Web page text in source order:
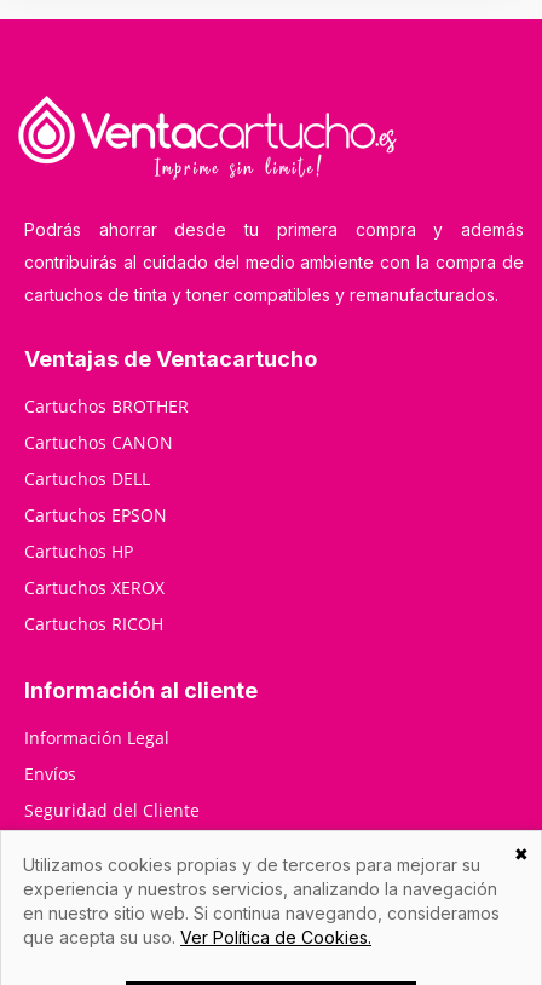
Podrás ahorrar desde tu primera compra y además
contribuirás al cuidado del medio ambiente con la compra de
cartuchos de tinta y toner compatibles y remanufacturados.
Ventajas de Ventacartucho
Cartuchos BROTHER
Cartuchos CANON
Cartuchos DELL
Cartuchos EPSON
Cartuchos HP
Cartuchos XEROX
Cartuchos RICOH
Información al cliente
Información Legal
Envíos
Seguridad del Cliente
Contáctenos
Datos de la empresa
✖
Utilizamos cookies propias y de terceros para mejorar su
experiencia y nuestros servicios, analizando la navegación
en nuestro sitio web. Si continua navegando, consideramos
que acepta su uso. Ver Política de Cookies.